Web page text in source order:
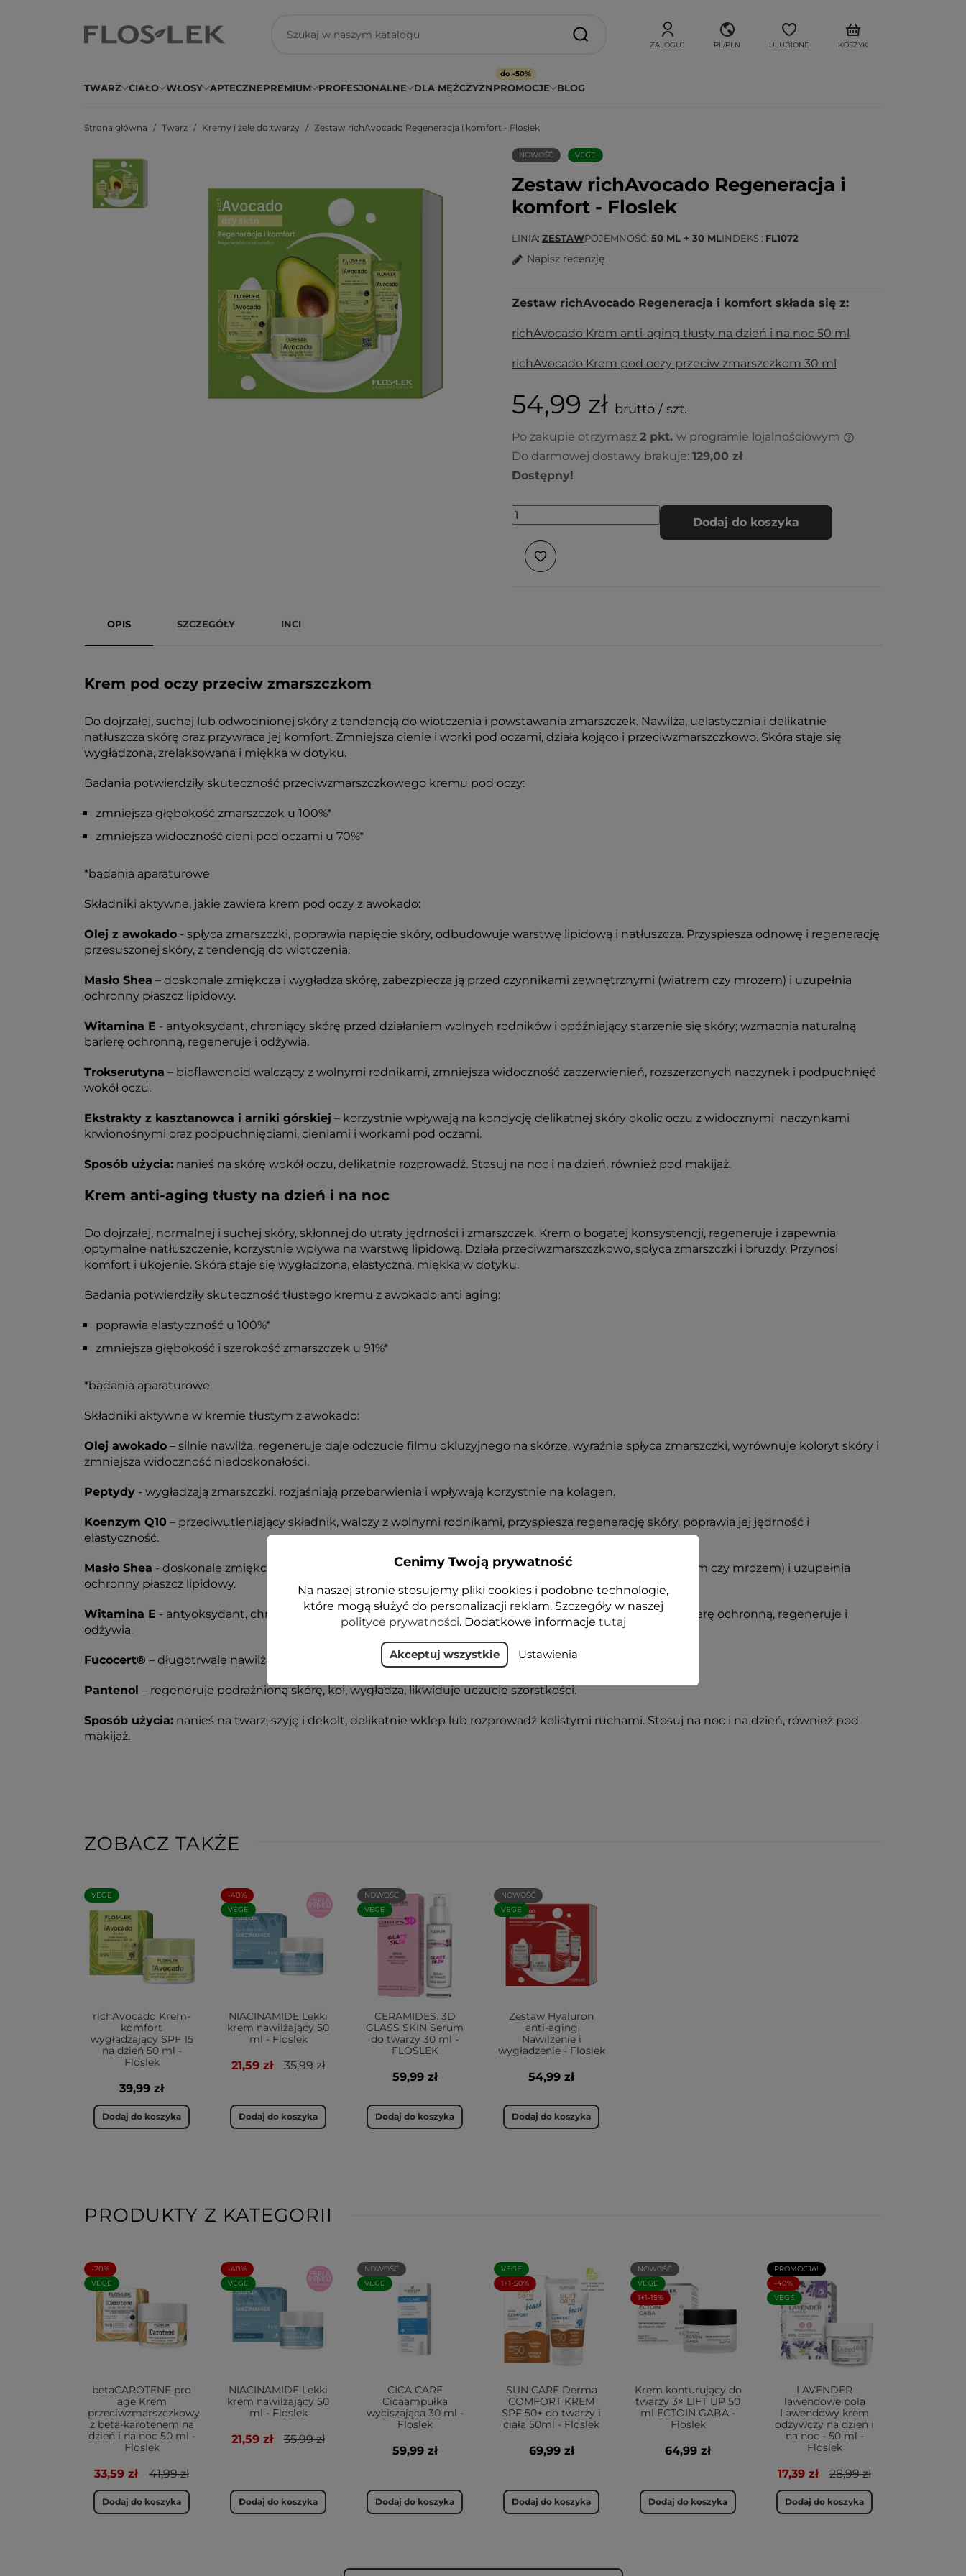
ZALOGUJ PL/PLN ULUBIONE KOSZYK
TWARZ CIAŁO WŁOSY APTECZNEPREMIUM PROFESJONALNE DLA MĘŻCZYZNPROMOCJE
do -50%
BLOG
Strona główna Twarz Kremy i żele do twarzy Zestaw richAvocado Regeneracja i komfort - Floslek
NOWOŚĆ VEGE
Zestaw richAvocado Regeneracja i
komfort - Floslek
LINIA ZESTAWPOJEMNOŚĆ 50 ML + 30 MLINDEKS FL1072
Napisz recenzję
Zestaw richAvocado Regeneracja i komfort składa się z:
richAvocado Krem anti-aging tłusty na dzień i na noc 50 ml
richAvocado Krem pod oczy przeciw zmarszczkom 30 ml
54,99 zł brutto / szt.
Po zakupie otrzymasz 2 pkt. w programie lojalnościowym
Do darmowej dostawy brakuje: 129,00 zł
Dostępny!
Dodaj do koszyka
OPIS SZCZEGÓŁY INCI
Krem pod oczy przeciw zmarszczkom
Do dojrzałej, suchej lub odwodnionej skóry z tendencją do wiotczenia i powstawania zmarszczek. Nawilża, uelastycznia i delikatnie
natłuszcza skórę oraz przywraca jej komfort. Zmniejsza cienie i worki pod oczami, działa kojąco i przeciwzmarszczkowo. Skóra staje się
wygładzona, zrelaksowana i miękka w dotyku.
Badania potwierdziły skuteczność przeciwzmarszczkowego kremu pod oczy:
zmniejsza głębokość zmarszczek u 100%*
zmniejsza widoczność cieni pod oczami u 70%*
*badania aparaturowe
Składniki aktywne, jakie zawiera krem pod oczy z awokado:
Olej z awokado - spłyca zmarszczki, poprawia napięcie skóry, odbudowuje warstwę lipidową i natłuszcza. Przyspiesza odnowę i regenerację
przesuszonej skóry, z tendencją do wiotczenia.
Masło Shea – doskonale zmiękcza i wygładza skórę, zabezpiecza ją przed czynnikami zewnętrznymi (wiatrem czy mrozem) i uzupełnia
ochronny płaszcz lipidowy.
Witamina E - antyoksydant, chroniący skórę przed działaniem wolnych rodników i opóźniający starzenie się skóry; wzmacnia naturalną
barierę ochronną, regeneruje i odżywia.
Trokserutyna – bioflawonoid walczący z wolnymi rodnikami, zmniejsza widoczność zaczerwienień, rozszerzonych naczynek i podpuchnięć
wokół oczu.
Ekstrakty z kasztanowca i arniki górskiej – korzystnie wpływają na kondycję delikatnej skóry okolic oczu z widocznymi naczynkami
krwionośnymi oraz podpuchnięciami, cieniami i workami pod oczami.
Sposób użycia: nanieś na skórę wokół oczu, delikatnie rozprowadź. Stosuj na noc i na dzień, również pod makijaż.
Krem anti-aging tłusty na dzień i na noc
Do dojrzałej, normalnej i suchej skóry, skłonnej do utraty jędrności i zmarszczek. Krem o bogatej konsystencji, regeneruje i zapewnia
optymalne natłuszczenie, korzystnie wpływa na warstwę lipidową. Działa przeciwzmarszczkowo, spłyca zmarszczki i bruzdy. Przynosi
komfort i ukojenie. Skóra staje się wygładzona, elastyczna, miękka w dotyku.
Badania potwierdziły skuteczność tłustego kremu z awokado anti aging:
poprawia elastyczność u 100%*
zmniejsza głębokość i szerokość zmarszczek u 91%*
*badania aparaturowe
Składniki aktywne w kremie tłustym z awokado:
Olej awokado – silnie nawilża, regeneruje daje odczucie filmu okluzyjnego na skórze, wyraźnie spłyca zmarszczki, wyrównuje koloryt skóry i
zmniejsza widoczność niedoskonałości.
Peptydy - wygładzają zmarszczki, rozjaśniają przebarwienia i wpływają korzystnie na kolagen.
Koenzym Q10 – przeciwutleniający składnik, walczy z wolnymi rodnikami, przyspiesza regenerację skóry, poprawia jej jędrność i
elastyczność.
Masło Shea - doskonale zmiękcza i wygładza skórę, zabezpiecza ją przed czynnikami zewnętrznymi (wiatrem czy mrozem) i uzupełnia
ochronny płaszcz lipidowy.
Witamina E - antyoksydant, chroniący skórę przed działaniem wolnych rodników, wzmacnia naturalną barierę ochronną, regeneruje i
odżywia.
Fucocert® – długotrwale nawilża, wygładza, przynosi ulgę przesuszonej i ściągniętej skórze.
Pantenol – regeneruje podrażnioną skórę, koi, wygładza, likwiduje uczucie szorstkości.
Sposób użycia: nanieś na twarz, szyję i dekolt, delikatnie wklep lub rozprowadź kolistymi ruchami. Stosuj na noc i na dzień, również pod
makijaż.
ZOBACZ TAKŻE
VEGE
richAvocado Krem-
komfort
wygładzający SPF 15
na dzień 50 ml -
Floslek
39,99 zł
Dodaj do koszyka
-40%
VEGE
NIACINAMIDE Lekki
krem nawilżający 50
ml - Floslek
21,59 zł 35,99 zł
Dodaj do koszyka
NOWOŚĆ
VEGE
CERAMIDES. 3D
GLASS SKIN Serum
do twarzy 30 ml -
FLOSLEK
59,99 zł
Dodaj do koszyka
NOWOŚĆ
VEGE
Zestaw Hyaluron
anti-aging
Nawilżenie i
wygładzenie - Floslek
54,99 zł
Dodaj do koszyka
PRODUKTY Z KATEGORII
-20%
VEGE
betaCAROTENE pro
age Krem
przeciwzmarszczkowy
z beta-karotenem na
dzień i na noc 50 ml -
Floslek
33,59 zł 41,99 zł
Dodaj do koszyka
-40%
VEGE
NIACINAMIDE Lekki
krem nawilżający 50
ml - Floslek
21,59 zł 35,99 zł
Dodaj do koszyka
NOWOŚĆ
VEGE
CICA CARE
Cicaampułka
wyciszająca 30 ml -
Floslek
59,99 zł
Dodaj do koszyka
VEGE
1+1-50%
SUN CARE Derma
COMFORT KREM
SPF 50+ do twarzy i
ciała 50ml - Floslek
69,99 zł
Dodaj do koszyka
NOWOŚĆ
VEGE
1+1-15%
Krem konturujący do
twarzy 3× LIFT UP 50
ml ECTOIN GABA -
Floslek
64,99 zł
Dodaj do koszyka
PROMOCJA!
-40%
VEGE
LAVENDER
lawendowe pola
Lawendowy krem
odżywczy na dzień i
na noc - 50 ml -
Floslek
17,39 zł 28,99 zł
Dodaj do koszyka
Cenimy Twoją prywatność
Na naszej stronie stosujemy pliki cookies i podobne technologie,
które mogą służyć do personalizacji reklam. Szczegóły w naszej
polityce prywatności. Dodatkowe informacje tutaj
Akceptuj wszystkie Ustawienia